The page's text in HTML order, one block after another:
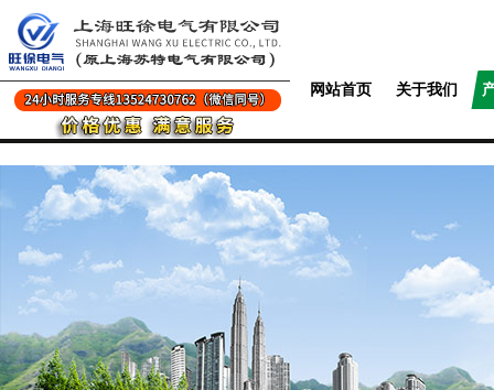
网站首页 关于我们